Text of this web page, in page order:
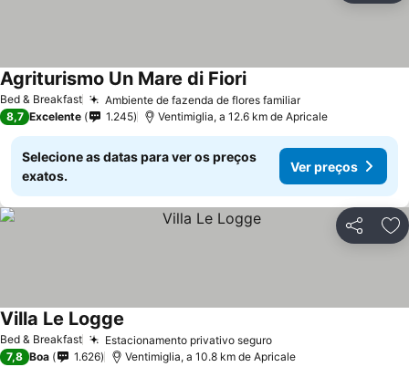
Bed & Breakfast Ambiente de fazenda de flores familiar
Agriturismo Un Mare di Fiori
8,7 Excelente 1.245 Ventimiglia, a 12.6 km de Apricale
Selecione as datas para ver os preços
exatos.
Ver preços
Partilhar
Bed & Breakfast Estacionamento privativo seguro
Villa Le Logge
7,8 Boa 1.626 Ventimiglia, a 10.8 km de Apricale